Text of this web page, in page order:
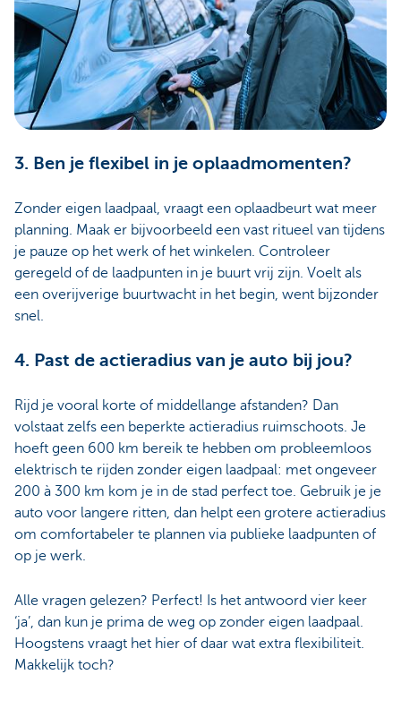
3. Ben je flexibel in je oplaadmomenten?
Zonder eigen laadpaal, vraagt een oplaadbeurt wat meer
planning. Maak er bijvoorbeeld een vast ritueel van tijdens
je pauze op het werk of het winkelen. Controleer
geregeld of de laadpunten in je buurt vrij zijn. Voelt als
een overijverige buurtwacht in het begin, went bijzonder
snel.
4. Past de actieradius van je auto bij jou?
Rijd je vooral korte of middellange afstanden? Dan
volstaat zelfs een beperkte actieradius ruimschoots. Je
hoeft geen 600 km bereik te hebben om probleemloos
elektrisch te rijden zonder eigen laadpaal: met ongeveer
200 à 300 km kom je in de stad perfect toe. Gebruik je je
auto voor langere ritten, dan helpt een grotere actieradius
om comfortabeler te plannen via publieke laadpunten of
op je werk.
Alle vragen gelezen? Perfect! Is het antwoord vier keer
‘ja’, dan kun je prima de weg op zonder eigen laadpaal.
Hoogstens vraagt het hier of daar wat extra flexibiliteit.
Makkelijk toch?